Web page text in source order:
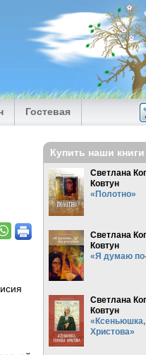
Гостевая
Купить наши книги
Светлана
Ковтун
«Полотно»
Светлана
Ковтун
«Я думаю
Светлана
Ковтун
«Ксеньюшка,
Христова»